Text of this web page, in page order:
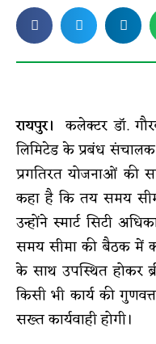
रायपुर।कलेक्टर डॉ.
लिमिटेड के प्रबंध
प्रगतिरत योजनाओं की
कहा है कि तय समय
उन्होंने स्मार्ट सिटी
समय सीमा की बैठक में
के साथ उपस्थित होकर
किसी भी कार्य की
सख्त कार्यवाही होगी।